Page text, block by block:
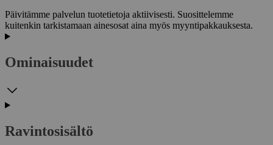
Päivitämme palvelun tuotetietoja aktiivisesti. Suosittelemme
kuitenkin tarkistamaan ainesosat aina myös myyntipakkauksesta.
Ominaisuudet
Ravintosisältö